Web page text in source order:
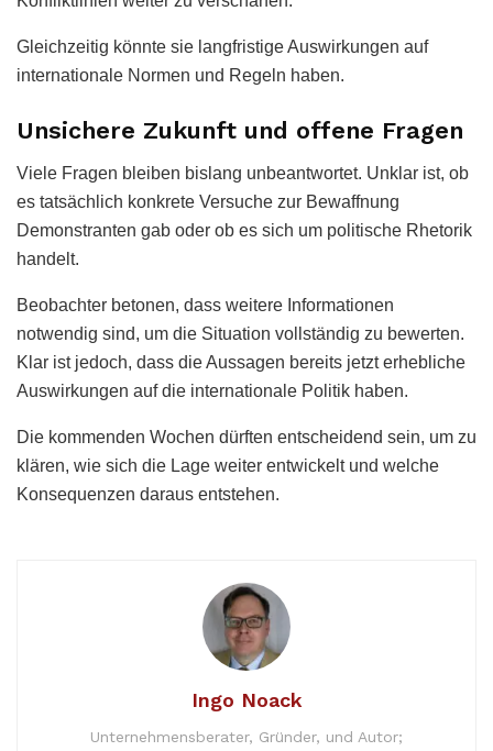
Gleichzeitig könnte sie langfristige Auswirkungen auf
internationale Normen und Regeln haben.
Unsichere Zukunft und offene Fragen
Viele Fragen bleiben bislang unbeantwortet. Unklar ist, ob
es tatsächlich konkrete Versuche zur Bewaffnung
Demonstranten gab oder ob es sich um politische Rhetorik
handelt.
Beobachter betonen, dass weitere Informationen
notwendig sind, um die Situation vollständig zu bewerten.
Klar ist jedoch, dass die Aussagen bereits jetzt erhebliche
Auswirkungen auf die internationale Politik haben.
Die kommenden Wochen dürften entscheidend sein, um zu
klären, wie sich die Lage weiter entwickelt und welche
Konsequenzen daraus entstehen.
Ingo Noack
Unternehmensberater, Gründer, und Autor;